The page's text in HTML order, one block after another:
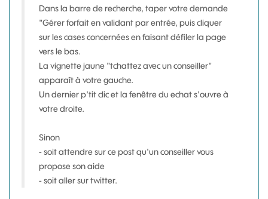
Dans la barre de recherche, taper votre demande
"Gérer forfait en validant par entrée, puis cliquer
sur les cases concernées en faisant défiler la page
vers le bas.
La vignette jaune "tchattez avec un conseiller"
apparaît à votre gauche.
Un dernier p'tit clic et la fenêtre du echat s'ouvre à
votre droite.
Sinon
- soit attendre sur ce post qu'un conseiller vous
propose son aide
- soit aller sur twitter.